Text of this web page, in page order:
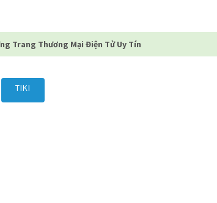
Trang Thương Mại Điện Tử Uy Tín
TIKI